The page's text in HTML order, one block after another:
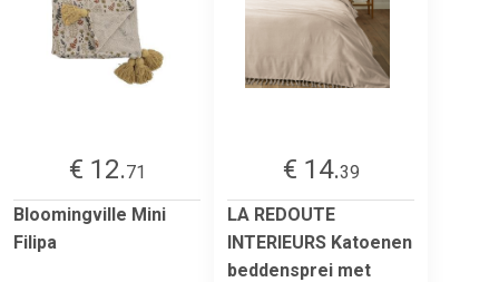
€ 12.71
Bloomingville Mini
Filipa
€ 14.39
LA REDOUTE
INTERIEURS Katoenen
beddensprei met